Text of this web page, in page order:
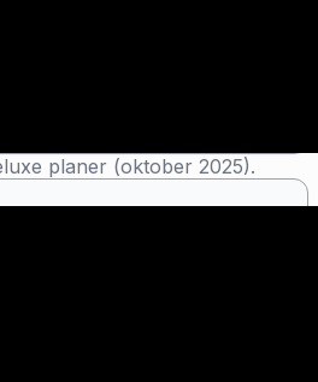
planer (oktober 2025).